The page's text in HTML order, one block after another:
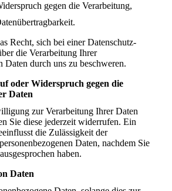
gegen die Verarbeitung,
Recht, sich bei einer Datenschutz-
die Verarbeitung Ihrer
Daten durch uns zu beschweren.
oder Widerspruch gegen die
Daten
zur Verarbeitung Ihrer Daten
Sie diese jederzeit widerrufen. Ein
die Zulässigkeit der
Daten, nachdem Sie
haben.
Daten